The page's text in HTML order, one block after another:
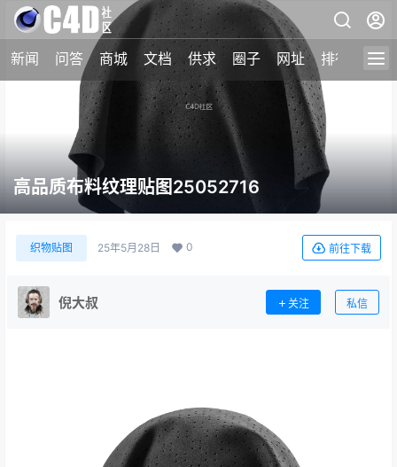
新闻 问答 商城 文档 供求 圈子 网址 排行榜
高品质布料纹理贴图25052716
织物贴图 25年5月28日 0 前往下载
倪大叔 关注 私信